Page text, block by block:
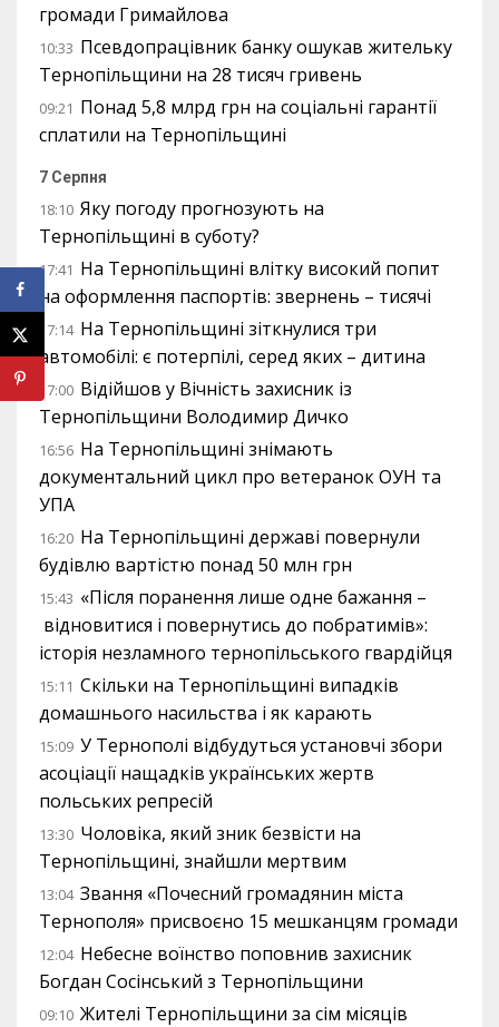
громади Гримайлова
10:33 Псевдопрацівник банку ошукав жительку
Тернопільщини на 28 тисяч гривень
09:21 Понад 5,8 млрд грн на соціальні гарантії
сплатили на Тернопільщині
7 Серпня
18:10 Яку погоду прогнозують на
Тернопільщині в суботу?
17:41 На Тернопільщині влітку високий попит
на оформлення паспортів: звернень – тисячі
17:14 На Тернопільщині зіткнулися три
автомобілі: є потерпілі, серед яких – дитина
17:00 Відійшов у Вічність захисник із
Тернопільщини Володимир Дичко
16:56 На Тернопільщині знімають
документальний цикл про ветеранок ОУН та
УПА
16:20 На Тернопільщині державі повернули
будівлю вартістю понад 50 млн грн
15:43 «Після поранення лише одне бажання –
відновитися і повернутись до побратимів»:
історія незламного тернопільського гвардійця
15:11 Скільки на Тернопільщині випадків
домашнього насильства і як карають
15:09 У Тернополі відбудуться установчі збори
асоціації нащадків українських жертв
польських репресій
13:30 Чоловіка, який зник безвісти на
Тернопільщині, знайшли мертвим
13:04 Звання «Почесний громадянин міста
Тернополя» присвоєно 15 мешканцям громади
12:04 Небесне воїнство поповнив захисник
Богдан Сосінський з Тернопільщини
09:10 Жителі Тернопільщини за сім місяців